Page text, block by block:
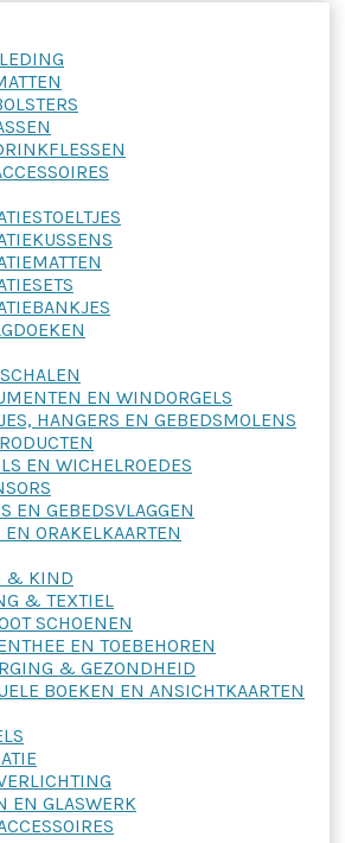
EN WINDORGELS
HANGERS EN GEBEDSMOLENS
EN WICHELROEDES
EN GEBEDSVLAGGEN
EN ORAKELKAARTEN
& KIND
& TEXTIEL
SCHOENEN
EN TOEBEHOREN
& GEZONDHEID
BOEKEN EN ANSICHTKAARTEN
EN GLASWERK